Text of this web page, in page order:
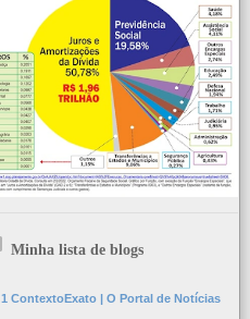
Minha lista de blogs
1 ContextoExato | O Portal de Notícias